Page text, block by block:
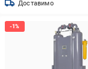
Доставимо